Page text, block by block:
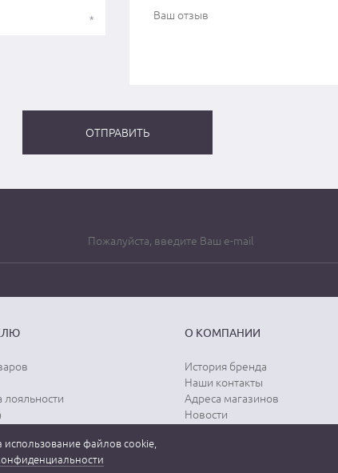
О КОМПАНИИ
История бренда
Наши контакты
Адреса магазинов
Новости
использование файлов cookie,